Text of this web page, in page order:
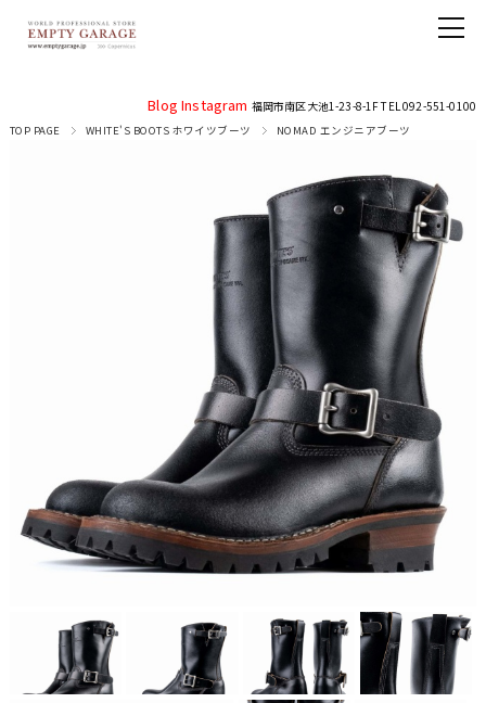
Blog Instagram 福岡市南区大池1-23-8-1F TEL 092-551-0100
TOP PAGE WHITE'S BOOTS ホワイツブーツ NOMAD エンジニアブーツ